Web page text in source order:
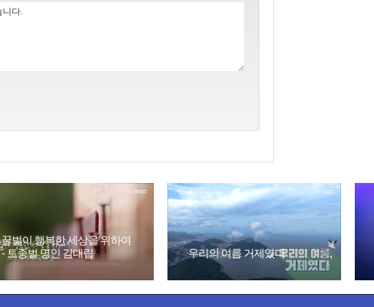
꿀벌이 행복한 세상을 위하여
- 토종벌 명인 김대립
우리의 여름 거제였다